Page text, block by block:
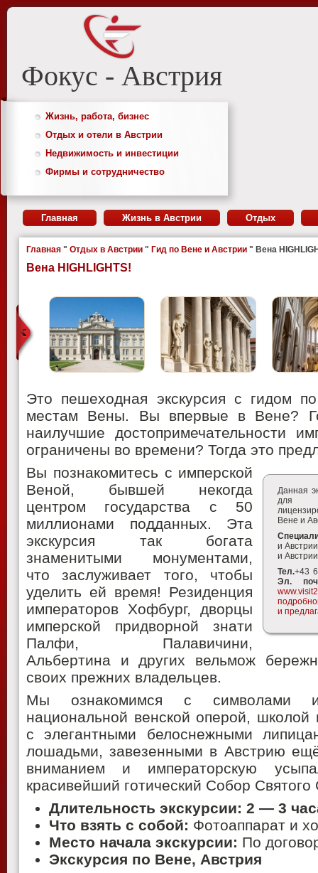
Фокус - Австрия
Жизнь, работа, бизнес
Отдых и отели в Австрии
Недвижимость и инвестиции
Фирмы и сотрудничество
Главная Жизнь в Австрии Отдых
Главная " Отдых в Австрии " Гид по Вене и Австрии " Вена
Вена HIGHLIGHTS!
Это пешеходная экскурсия с гидом
местам Вены. Вы впервые в Вене?
наилучшие достопримечательности
ограничены во времени? Тогда это
Данная
для
Вене и
и
и Австрии
Тел.+43
Эл.
и
Вы познакомитесь с имперской
Веной, бывшей некогда
центром государства с 50
миллионами подданных. Эта
экскурсия так богата
знаменитыми монументами,
что заслуживает того, чтобы
уделить ей время! Резиденция
императоров Хофбург, дворцы
имперской придворной знати
Палфи, Палавичини,
Альбертина и других вельмож
своих прежних владельцев.
Мы ознакомимся с символами и
национальной венской оперой, школой
с элегантными белоснежными
лошадьми, завезенными в Австрию
вниманием и императорскую
красивейший готический Собор
Длительность экскурсии: 2 — 3
Что взять с собой: Фотоаппарат и
Место начала экскурсии: По
Экскурсия по Вене, Австрия